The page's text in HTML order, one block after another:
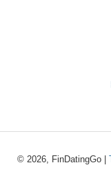
© 2026, FinDatingGo |